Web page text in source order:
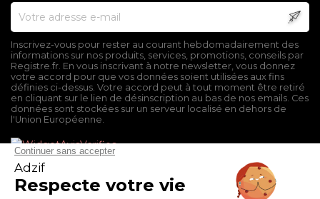
Inscrivez-vous pour rester au courant hebdomadairement des
informations sur nos produits, services, promotions, conseils par
Registre.fr. En vous inscrivant à notre newsletter, vous donnez
votre accord pour que vos données soient utilisées aux fins
définies ci-dessus. Votre accord peut à tout moment être retiré
en cliquant sur le lien de désinscription au bas de nos emails. Ces
données sont stockées sur un serveur localisé en dehors de
l'Union Européenne.